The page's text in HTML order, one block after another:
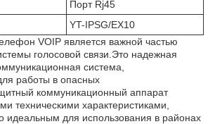
Порт Rj45
YT-IPSG/EX10
VOIP является важной частью
голосовой связи.Это надежная
система,
работы в опасных
коммуникационный аппарат
техническими характеристиками,
идеальным для использования в районах